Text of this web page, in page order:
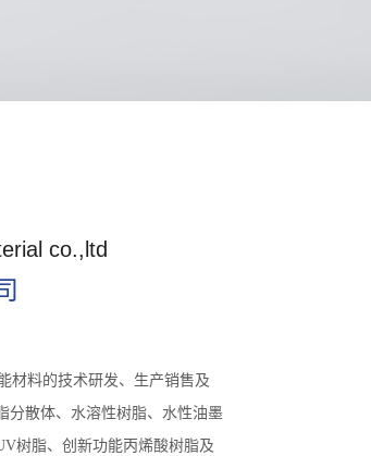
co.,ltd
材料的技术研发、生产销售及
分散体、水溶性树脂、水性油墨
树脂、创新功能丙烯酸树脂及